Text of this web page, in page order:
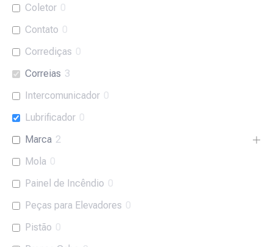
Coletor 0
Contato 0
Corrediças 0
Correias 3
Intercomunicador 0
Lubrificador 0
Marca 2
Mola 0
Painel de Incêndio 0
Peças para Elevadores 0
Pistão 0